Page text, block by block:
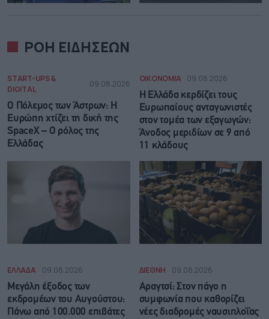
ΡΟΗ ΕΙΔΗΣΕΩΝ
START-UPS &
DIGITAL
09.08.2026
Ο Πόλεμος των Άστρων: Η
Ευρώπη χτίζει τη δική της
SpaceX – Ο ρόλος της
Ελλάδας
ΟΙΚΟΝΟΜΙΑ 09.08.2026
Η Ελλάδα κερδίζει τους
Ευρωπαίους ανταγωνιστές
στον τομέα των εξαγωγών:
Άνοδος μεριδίων σε 9 από
11 κλάδους
ΕΛΛΑΔΑ 09.08.2026
Μεγάλη έξοδος των
εκδρομέων του Αυγούστου:
Πάνω από 100.000 επιβάτες
ΔΙΕΘΝΗ 09.08.2026
Αραγτσί: Στον πάγο η
συμφωνία που καθορίζει
νέες διαδρομές ναυσιπλοΐας